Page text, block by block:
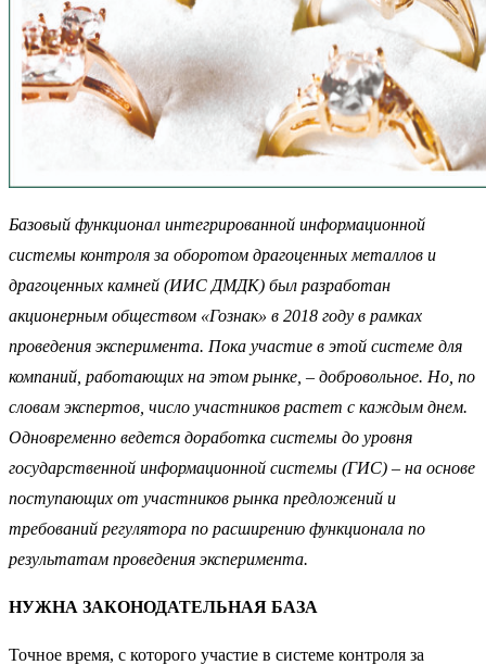
Базовый функционал интегрированной информационной
системы контроля за оборотом драгоценных металлов и
драгоценных камней (ИИС ДМДК) был разработан
акционерным обществом «Гознак» в 2018 году в рамках
проведения эксперимента. Пока участие в этой системе для
компаний, работающих на этом рынке, – добровольное. Но, по
словам экспертов, число участников растет с каждым днем.
Одновременно ведется доработка системы до уровня
государственной информационной системы (ГИС) – на основе
поступающих от участников рынка предложений и
требований регулятора по расширению функционала по
результатам проведения эксперимента.
НУЖНА ЗАКОНОДАТЕЛЬНАЯ БАЗА
Точное время, с которого участие в системе контроля за